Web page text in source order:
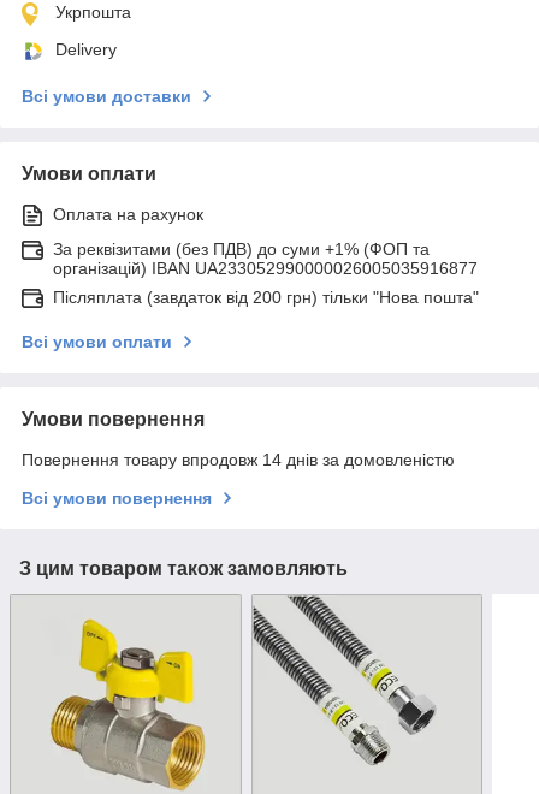
Укрпошта
Delivery
Всі умови доставки
Умови оплати
Оплата на рахунок
За реквізитами (без ПДВ) до суми +1% (ФОП та
організацій) IBAN UA233052990000026005035916877
Післяплата (завдаток від 200 грн) тільки "Нова пошта"
Всі умови оплати
Умови повернення
Повернення товару впродовж 14 днів за домовленістю
Всі умови повернення
З цим товаром також замовляють